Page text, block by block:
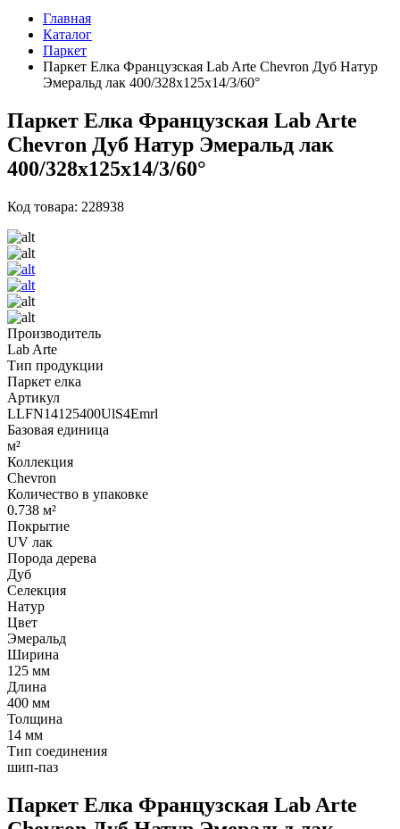
Главная
Каталог
Паркет
Паркет Елка Французская Lab Arte Chevron Дуб Натур
Эмеральд лак 400/328х125х14/3/60°
Паркет Елка Французская Lab Arte
Chevron Дуб Натур Эмеральд лак
400/328х125х14/3/60°
Код товара: 228938
Производитель
Lab Arte
Тип продукции
Паркет елка
Артикул
LLFN14125400UlS4Emrl
Базовая единица
м²
Коллекция
Chevron
Количество в упаковке
0.738 м²
Покрытие
UV лак
Порода дерева
Дуб
Селекция
Натур
Цвет
Эмеральд
Ширина
125 мм
Длина
400 мм
Толщина
14 мм
Тип соединения
шип-паз
Паркет Елка Французская Lab Arte